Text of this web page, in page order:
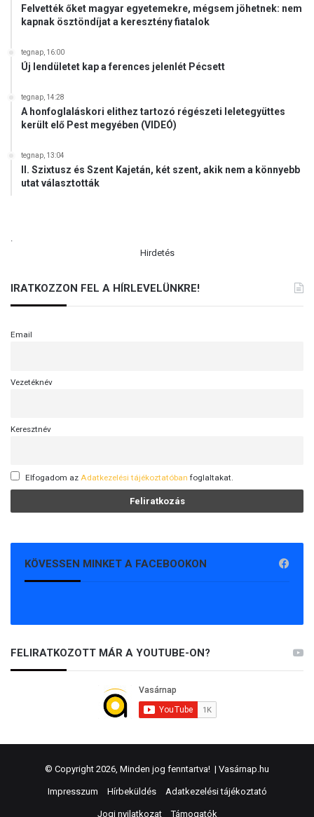
Felvették őket magyar egyetemekre, mégsem jöhetnek: nem
kapnak ösztöndíjat a keresztény fiatalok
tegnap, 16:00
Új lendületet kap a ferences jelenlét Pécsett
tegnap, 14:28
A honfoglaláskori elithez tartozó régészeti leletegyüttes
került elő Pest megyében (VIDEÓ)
tegnap, 13:04
II. Szixtusz és Szent Kajetán, két szent, akik nem a könnyebb
utat választották
.
Hirdetés
IRATKOZZON FEL A HÍRLEVELÜNKRE!
Email
Vezetéknév
Keresztnév
Elfogadom az Adatkezelési tájékoztatóban foglaltakat.
KÖVESSEN MINKET A FACEBOOKON
FELIRATKOZOTT MÁR A YOUTUBE-ON?
© Copyright 2026, Minden jog fenntartva! | Vasárnap.hu
Impresszum Hírbeküldés Adatkezelési tájékoztató
Jogi nyilatkozat Támogatók